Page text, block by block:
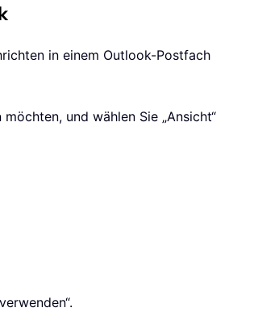
in einem Outlook-Postfach
und wählen Sie „Ansicht“